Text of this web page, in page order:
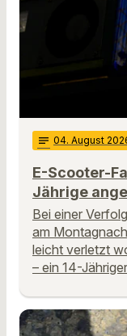
notes 04. August
E-Scooter-
Jährige
Bei einer
am
leicht verletzt
– ein 14-